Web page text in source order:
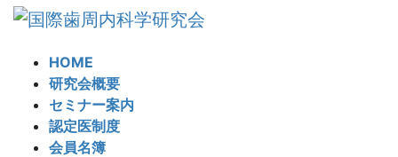
HOME
研究会概要
セミナー案内
認定医制度
会員名簿